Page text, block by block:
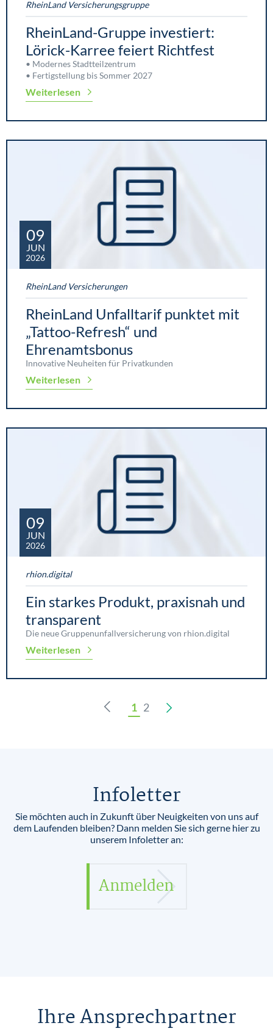
RheinLand Versicherungsgruppe
RheinLand-Gruppe investiert:
Lörick-Karree feiert Richtfest
• Modernes Stadtteilzentrum
• Fertigstellung bis Sommer 2027
Weiterlesen
09
JUN
2026
RheinLand Versicherungen
RheinLand Unfalltarif punktet mit
„Tattoo-Refresh“ und
Ehrenamtsbonus
Innovative Neuheiten für Privatkunden
Weiterlesen
09
JUN
2026
rhion.digital
Ein starkes Produkt, praxisnah und
transparent
Die neue Gruppenunfallversicherung von rhion.digital
Weiterlesen
1 2
Infoletter
Sie möchten auch in Zukunft über Neuigkeiten von uns auf
dem Laufenden bleiben? Dann melden Sie sich gerne hier zu
unserem Infoletter an:
Anmelden
Ihre Ansprechpartner